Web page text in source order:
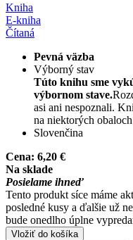
Kniha
E-kniha
Čítaná
Pevná väzba
Výborný stav
Túto knihu sme
výbornom stave.
asi ani nespoznali.
na niektorých
Slovenčina
Cena: 6,20 €
Na sklade
Posielame ihneď
Tento produkt síce máme
posledné kusy a ďalšie už
bude onedlho úplne
Vložiť do košíka